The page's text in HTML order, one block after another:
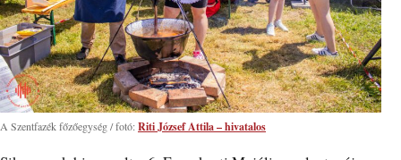
A Szentfazék főzőegység / fotó:Riti József Attila – hivatalos